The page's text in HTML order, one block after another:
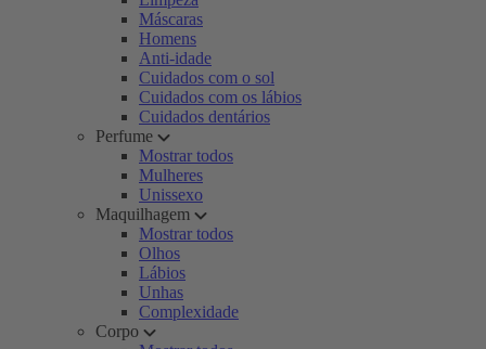
Máscaras
Homens
Anti-idade
Cuidados com o sol
Cuidados com os lábios
Cuidados dentários
Perfume
Mostrar todos
Mulheres
Unissexo
Maquilhagem
Mostrar todos
Olhos
Lábios
Unhas
Complexidade
Corpo